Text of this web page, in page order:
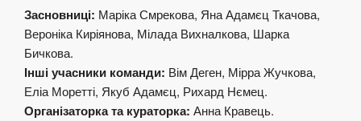
Засновниці: Маріка Смрекова, Яна Адамєц Ткачова,
Вероніка Киріянова, Мілада Вихналкова, Шарка
Бичкова.
Інші учасники команди: Вім Деген, Мірра Жучкова,
Еліа Моретті, Якуб Адамєц, Рихард Нємец.
Організаторка та кураторка: Анна Кравець.